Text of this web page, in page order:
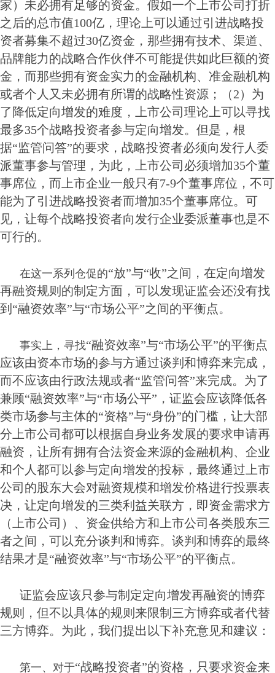
家）未必拥有足够的资金。假如一个上市公司打折
之后的总市值100亿，理论上可以通过引进战略投
资者募集不超过30亿资金，那些拥有技术、渠道、
品牌能力的战略合作伙伴不可能提供如此巨额的资
金，而那些拥有资金实力的金融机构、准金融机构
或者个人又未必拥有所谓的战略性资源；（2）为
了降低定向增发的难度，上市公司理论上可以寻找
最多35个战略投资者参与定向增发。但是，根
据“监管问答”的要求，战略投资者必须向发行人委
派董事参与管理，为此，上市公司必须增加35个董
事席位，而上市企业一般只有7-9个董事席位，不可
能为了引进战略投资者而增加35个董事席位。可
见，让每个战略投资者向发行企业委派董事也是不
可行的。
在这一系列仓促的“放”与“收”之间，在定向增发
再融资规则的制定方面，可以发现证监会还没有找
到“融资效率”与“市场公平”之间的平衡点。
事实上，寻找“融资效率”与“市场公平”的平衡点
应该由资本市场的参与方通过谈判和博弈来完成，
而不应该由行政法规或者“监管问答”来完成。为了
兼顾“融资效率”与“市场公平”，证监会应该降低各
类市场参与主体的“资格”与“身份”的门槛，让大部
分上市公司都可以根据自身业务发展的要求申请再
融资，让所有拥有合法资金来源的金融机构、企业
和个人都可以参与定向增发的投标，最终通过上市
公司的股东大会对融资规模和增发价格进行投票表
决，让定向增发的三类利益关联方，即资金需求方
（上市公司）、资金供给方和上市公司各类股东三
者之间，可以充分谈判和博弈。谈判和博弈的最终
结果才是“融资效率”与“市场公平”的平衡点。
证监会应该只参与制定定向增发再融资的博弈
规则，但不以具体的规则来限制三方博弈或者代替
三方博弈。为此，我们提出以下补充意见和建议：
第一、对于“战略投资者”的资格，只要求资金来